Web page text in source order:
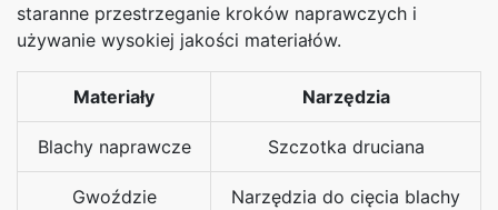
staranne przestrzeganie kroków naprawczych i
używanie wysokiej jakości materiałów.
Materiały Narzędzia
Blachy naprawcze Szczotka druciana
Gwoździe Narzędzia do cięcia blachy